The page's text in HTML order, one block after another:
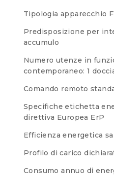
Tipologia apparecchio
Predisposizione per
accumulo
Numero utenze in
contemporaneo: 1
Comando remoto
Specifiche etichetta
direttiva Europea ErP
Efficienza energetica
Profilo di carico
Consumo annuo di